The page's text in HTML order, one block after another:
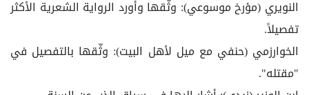
النويري (مؤرخ موسوعي): وثّقها وأورد الرواية الشعرية الأكثر
تفصيلاً.
الخوارزمي (حنفي مع ميل لأهل البيت): وثّقها بالتفصيل في
"مقتله".